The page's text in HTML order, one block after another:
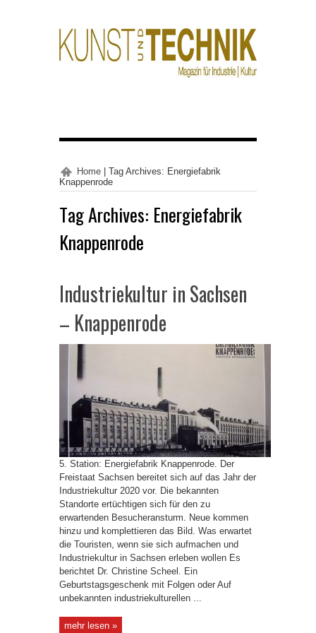
Home
Tag Archives: Energiefabrik
Knappenrode
Tag Archives: Energiefabrik
Knappenrode
Industriekultur in Sachsen
– Knappenrode
5. Station: Energiefabrik Knappenrode. Der
Freistaat Sachsen bereitet sich auf das Jahr der
Industriekultur 2020 vor. Die bekannten
Standorte ertüchtigen sich für den zu
erwartenden Besucheransturm. Neue kommen
hinzu und komplettieren das Bild. Was erwartet
die Touristen, wenn sie sich aufmachen und
Industriekultur in Sachsen erleben wollen Es
berichtet Dr. Christine Scheel. Ein
Geburtstagsgeschenk mit Folgen oder Auf
unbekannten industriekulturellen ...
mehr lesen »